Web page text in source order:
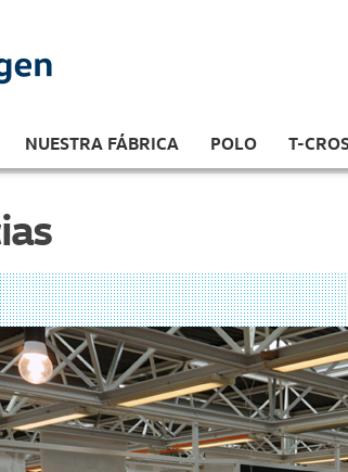
NUESTRA FÁBRICA POLO T-